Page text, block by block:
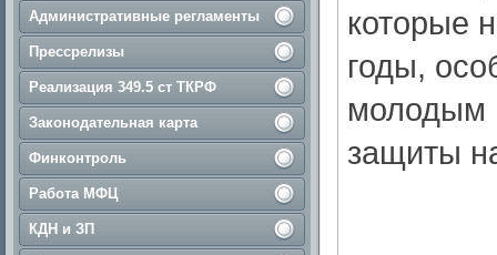
Административные регламенты
Прессрелизы
Реализация 349.5 ст ТКРФ
Законодательная карта
Финконтроль
Работа МФЦ
КДН и ЗП
которые
годы,
молодым
защиты